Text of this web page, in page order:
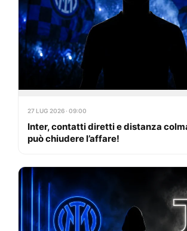
27 LUG 2026 · 09:00
Inter, contatti diretti e distanza
può chiudere l’affare!